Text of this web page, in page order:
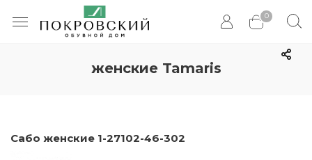
0
женские Tamaris
Сабо женские 1-27102-46-302